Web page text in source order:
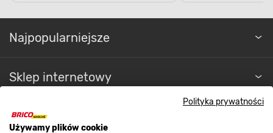
Polityka prywatności
Używamy plików cookie
Najpopularniejsze
Sklep internetowy
Regulaminy